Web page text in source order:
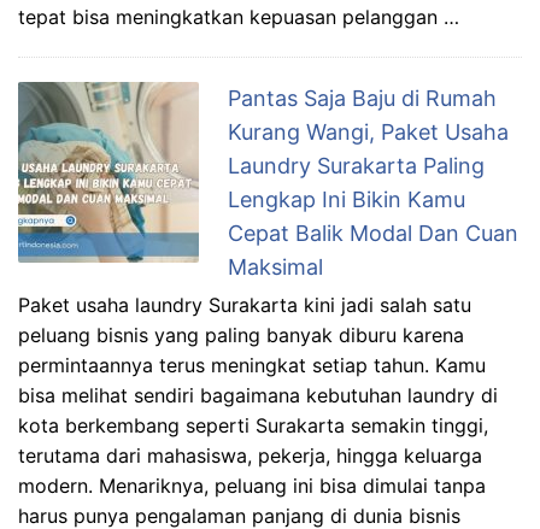
tepat bisa meningkatkan kepuasan pelanggan …
Pantas Saja Baju di Rumah
Kurang Wangi, Paket Usaha
Laundry Surakarta Paling
Lengkap Ini Bikin Kamu
Cepat Balik Modal Dan Cuan
Maksimal
Paket usaha laundry Surakarta kini jadi salah satu
peluang bisnis yang paling banyak diburu karena
permintaannya terus meningkat setiap tahun. Kamu
bisa melihat sendiri bagaimana kebutuhan laundry di
kota berkembang seperti Surakarta semakin tinggi,
terutama dari mahasiswa, pekerja, hingga keluarga
modern. Menariknya, peluang ini bisa dimulai tanpa
harus punya pengalaman panjang di dunia bisnis